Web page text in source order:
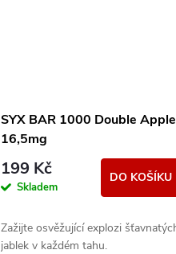
SYX BAR 1000 Double Apple
16,5mg
199 Kč
Skladem
DO KOŠÍKU
Zažijte osvěžující explozi
jablek v každém tahu.